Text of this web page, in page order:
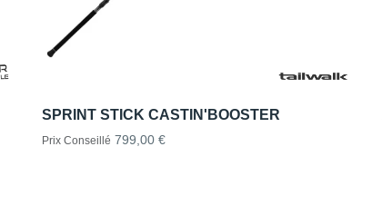
SPRINT STICK CASTIN'BOOSTER
Prix Conseillé 799,00 €